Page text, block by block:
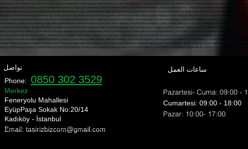
تواصل
Phone: 0850 302 3529
Merkez
​Feneryolu Mahallesi
EyüpPaşa Sokak No:20/14
Kadıköy - İstanbul
Email: tasirizbizcom@gmail.com
ساعات العمل
Pazartesi- Cuma: 09:00 -
​​Cumartesi: 09:00 - 18:00
​Pazar: 10:00- 17:00
kargo anı nakliyat anı shipping bomonti nakliyat bülent nakliyat ekim nakliyat ev taşıma evden eve nakliyat fiyat eve nakliyat fulya nakliye fulya nakliyeci gayretepe nakliyat gayrettepe nakliyat
nakliye firmaları esentepe ortaköy nakliyat üsküdar nakliye Şişli evden eve nakliyat şehir içi nakliye şehirler arası nakliyat şişli ev taşıma şişli nakliyat şişli nakliye nakliyat fulya nakliyat